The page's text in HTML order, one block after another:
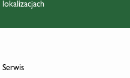
lokalizacjach
Serwis